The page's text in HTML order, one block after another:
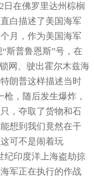
2 日在佛罗里达州棕榈
白描述了美国海军
月，作为美国海军
斯普鲁恩斯”号，在
网、驶出霍尔木兹海
朗普这样描述当时
，随后发生爆炸，
，夺取了货物和石
想到我们竟然在干
可不是闹着玩
纪印度洋上海盗劫掠
军正在执行的作战